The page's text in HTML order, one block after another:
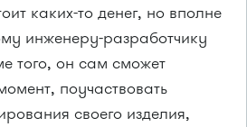
каких-то денег, но вполне
инженеру-разработчику
того, он сам сможет
поучаствовать
своего изделия,